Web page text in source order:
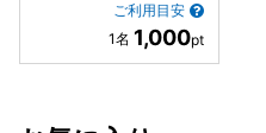
ご利用目安
1,000